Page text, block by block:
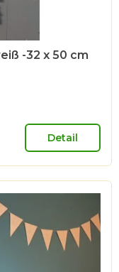
-32 x 50 cm
Detail